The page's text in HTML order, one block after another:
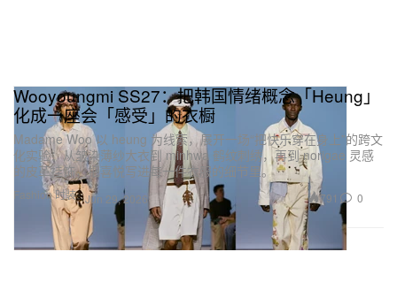
Fashion 时装
Wooyoungmi SS27：把韩国情绪概念「Heung」
化成一座会「感受」的衣橱
Madame Woo 以 heung 为线索，展开一场“把快乐穿在身上”的跨文
化实验：从皱染薄纱大衣到 minhwa 鹤纹刺绣，再到 norigae 灵感
的皮革挂饰，把喜悦写进每一件衣服的细节里。
Jun 29, 2026 791 0